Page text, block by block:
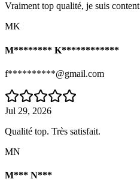
Vraiment top qualité, je suis content
MK
M******** K************
f**********@gmail.com
Jul 29, 2026
Qualité top. Très satisfait.
MN
M*** N***